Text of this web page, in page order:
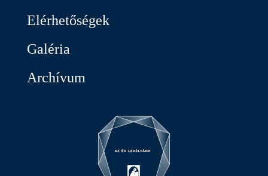
Elérhetőségek
Galéria
Archívum